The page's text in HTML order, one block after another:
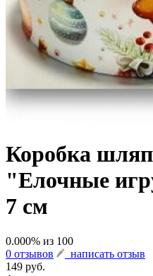
Коробка
"Елочные
7 см
0.000% из 100
0 отзывов
написать отзыв
149 руб.